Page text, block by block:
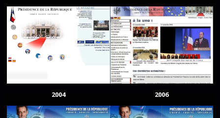
2004 2006